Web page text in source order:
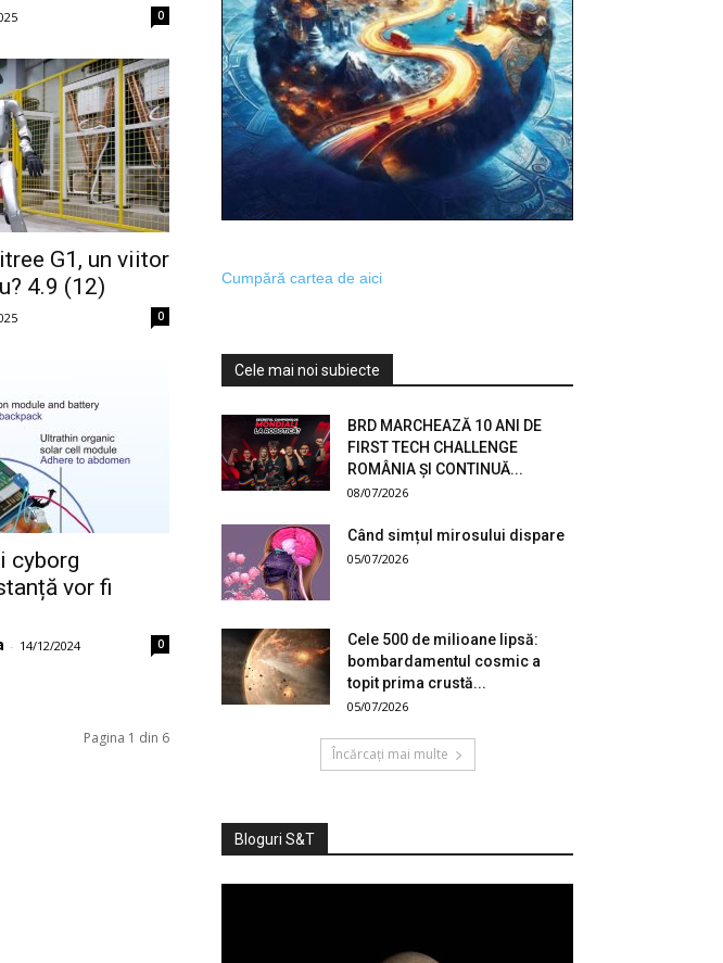
0
G1, un viitor
4.9 (12)
0
cyborg
vor fi
- 14/12/2024 0
Pagina 1 din 6
Cumpără cartea de aici
Cele mai noi subiecte
BRD MARCHEAZĂ 10 ANI DE
FIRST TECH CHALLENGE
ROMÂNIA ȘI CONTINUĂ...
08/07/2026
Când simțul mirosului dispare
05/07/2026
Cele 500 de milioane lipsă:
bombardamentul cosmic a
topit prima crustă...
05/07/2026
Încărcați mai multe
Bloguri S&T